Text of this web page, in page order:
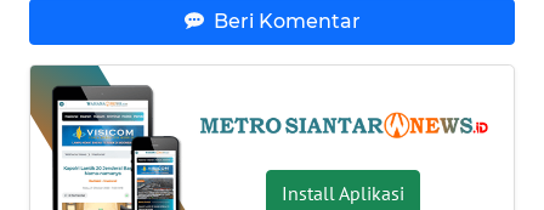
Beri Komentar
Install Aplikasi
WN
KALTIM
WN
SULSEL